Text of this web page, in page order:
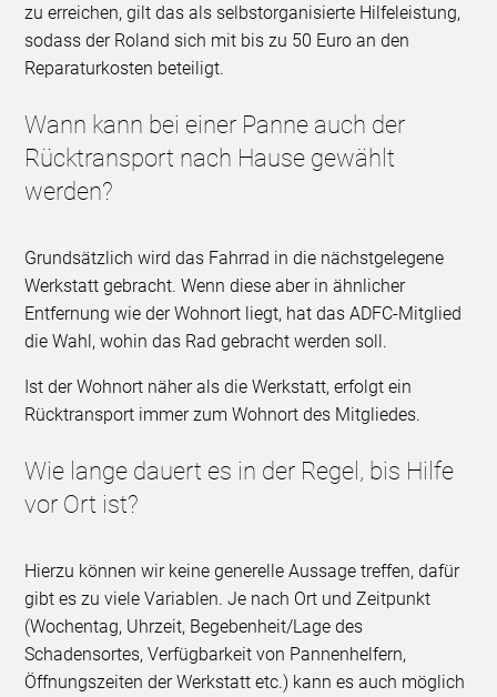
zu erreichen, gilt das als selbstorganisierte Hilfeleistung,
sodass der Roland sich mit bis zu 50 Euro an den
Reparaturkosten beteiligt.
Wann kann bei einer Panne auch der
Rücktransport nach Hause gewählt
werden?
Grundsätzlich wird das Fahrrad in die nächstgelegene
Werkstatt gebracht. Wenn diese aber in ähnlicher
Entfernung wie der Wohnort liegt, hat das ADFC-Mitglied
die Wahl, wohin das Rad gebracht werden soll.
Ist der Wohnort näher als die Werkstatt, erfolgt ein
Rücktransport immer zum Wohnort des Mitgliedes.
Wie lange dauert es in der Regel, bis Hilfe
vor Ort ist?
Hierzu können wir keine generelle Aussage treffen, dafür
gibt es zu viele Variablen. Je nach Ort und Zeitpunkt
(Wochentag, Uhrzeit, Begebenheit/Lage des
Schadensortes, Verfügbarkeit von Pannenhelfern,
Öffnungszeiten der Werkstatt etc.) kann es auch möglich